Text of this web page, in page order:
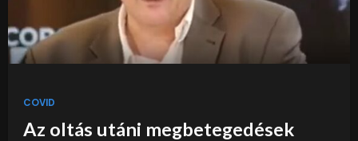
COVID
Az oltás utáni megbetegedések